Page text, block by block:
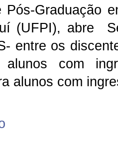
Pós-Graduação
(UFPI), abre
entre os
com
alunos com